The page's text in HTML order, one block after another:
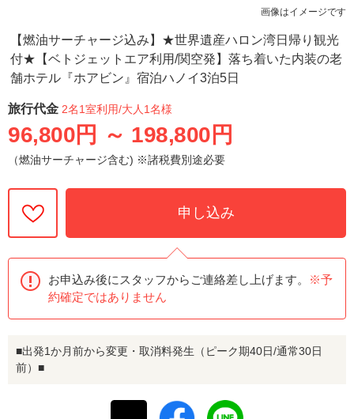
画像はイメージです
【燃油サーチャージ込み】★世界遺産ハロン湾日帰り観光
付★【ベトジェットエア利用/関空発】落ち着いた内装の老
舗ホテル『ホアビン』宿泊ハノイ3泊5日
旅行代金 2名1室利用/大人1名様
96,800円 ～ 198,800円
（燃油サーチャージ含む) ※諸税費別途必要
申し込み
お申込み後にスタッフからご連絡差し上げます。
※予
約確定ではありません
■出発1か月前から変更・取消料発生（ピーク期40日/通常30日
前）■